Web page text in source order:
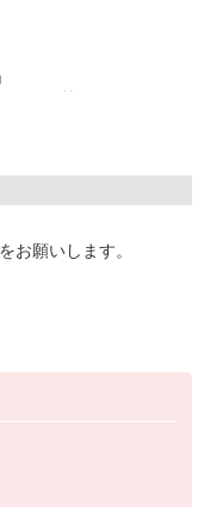
で、お気軽にご相談く
中
ら進めますので、
プ・ジャパン。
ービス」を展開して
お願いします。
は使いません。
う方もご安心下さい♪
準備や洗い場など、
ます◎